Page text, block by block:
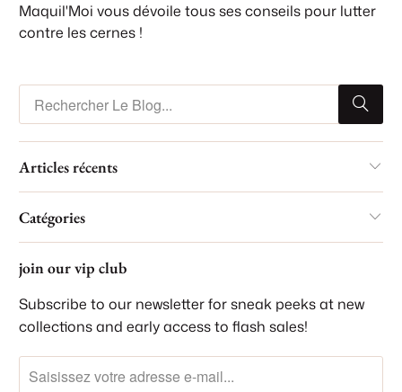
Maquil'Moi vous dévoile tous ses conseils pour lutter
contre les cernes !
Articles récents
Catégories
join our vip club
Subscribe to our newsletter for sneak peeks at new
collections and early access to flash sales!